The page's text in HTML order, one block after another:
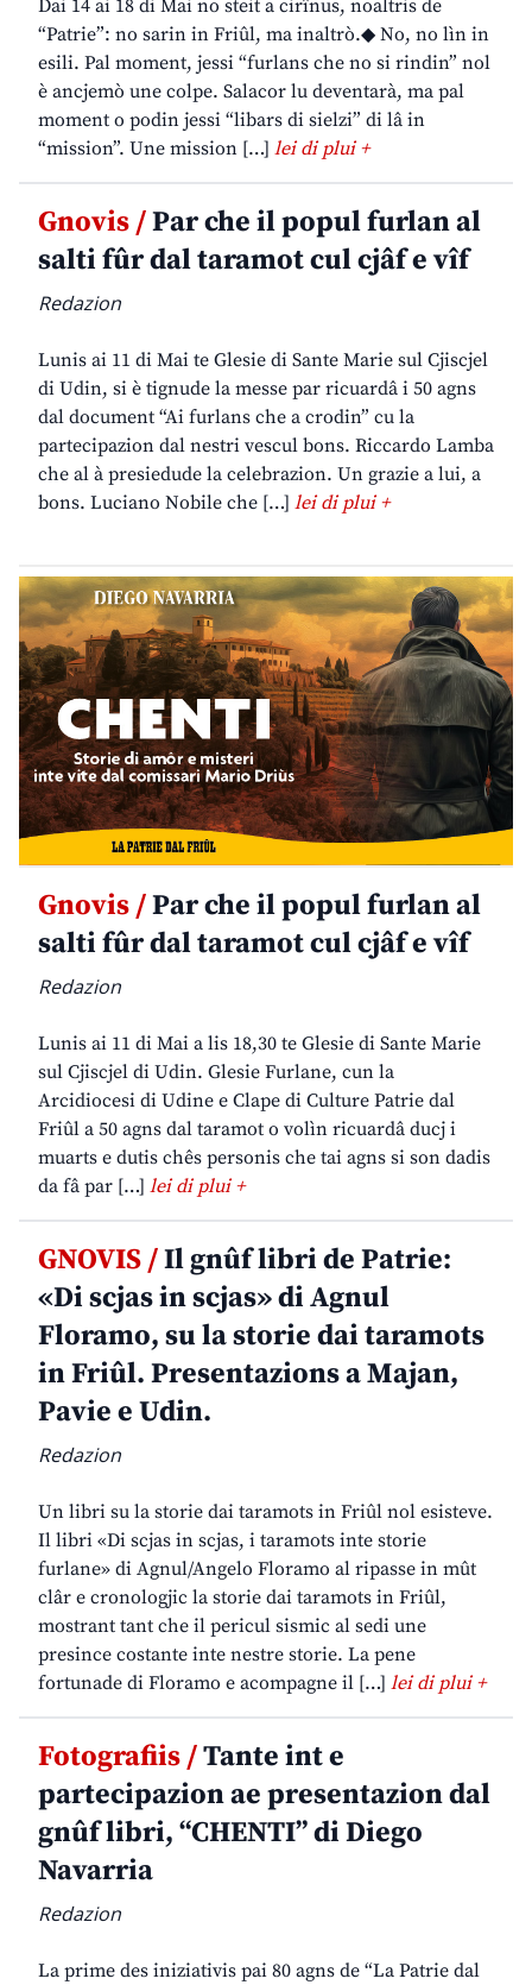
Dai 14 ai 18 di Mai no steit a cirînus, noaltris de
“Patrie”: no sarin in Friûl, ma inaltrò.◆ No, no lìn in
esili. Pal moment, jessi “furlans che no si rindin” nol
è ancjemò une colpe. Salacor lu deventarà, ma pal
moment o podin jessi “libars di sielzi” di lâ in
“mission”. Une mission […] lei di plui +
Gnovis /Par che il popul furlan al
salti fûr dal taramot cul cjâf e vîf
Redazion
Lunis ai 11 di Mai te Glesie di Sante Marie sul Cjiscjel
di Udin, si è tignude la messe par ricuardâ i 50 agns
dal document “Ai furlans che a crodin” cu la
partecipazion dal nestri vescul bons. Riccardo Lamba
che al à presiedude la celebrazion. Un grazie a lui, a
bons. Luciano Nobile che […] lei di plui +
Gnovis /Par che il popul furlan al
salti fûr dal taramot cul cjâf e vîf
Redazion
Lunis ai 11 di Mai a lis 18,30 te Glesie di Sante Marie
sul Cjiscjel di Udin. Glesie Furlane, cun la
Arcidiocesi di Udine e Clape di Culture Patrie dal
Friûl a 50 agns dal taramot o volìn ricuardâ ducj i
muarts e dutis chês personis che tai agns si son dadis
da fâ par […] lei di plui +
GNOVIS /Il gnûf libri de Patrie:
«Di scjas in scjas» di Agnul
Floramo, su la storie dai taramots
in Friûl. Presentazions a Majan,
Pavie e Udin.
Redazion
Un libri su la storie dai taramots in Friûl nol esisteve.
Il libri «Di scjas in scjas, i taramots inte storie
furlane» di Agnul/Angelo Floramo al ripasse in mût
clâr e cronologjic la storie dai taramots in Friûl,
mostrant tant che il pericul sismic al sedi une
presince costante inte nestre storie. La pene
fortunade di Floramo e acompagne il […] lei di plui +
Fotografiis /Tante int e
partecipazion ae presentazion dal
gnûf libri, “CHENTI” di Diego
Navarria
Redazion
La prime des iniziativis pai 80 agns de “La Patrie dal